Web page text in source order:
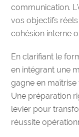
communication.
vos objectifs
cohésion interne
En clarifiant le
en intégrant une
gagne en
Une préparation
levier pour
réussite